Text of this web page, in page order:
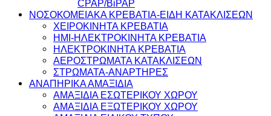
CPAP/BiPAP
ΝΟΣΟΚΟΜΕΙΑΚΑ ΚΡΕΒΑΤΙΑ-ΕΙΔΗ ΚΑΤΑΚΛΙΣΕΩΝ
ΧΕΙΡΟΚΙΝΗΤΑ ΚΡΕΒΑΤΙΑ
ΗΜΙ-ΗΛΕΚΤΡΟΚΙΝΗΤΑ ΚΡΕΒΑΤΙΑ
ΗΛΕΚΤΡΟΚΙΝΗΤΑ ΚΡΕΒΑΤΙΑ
ΑΕΡΟΣΤΡΩΜΑΤΑ ΚΑΤΑΚΛΙΣΕΩΝ
ΣΤΡΩΜΑΤΑ-ΑΝΑΡΤΗΡΕΣ
ΑΝΑΠΗΡΙΚΑ ΑΜΑΞΙΔΙΑ
ΑΜΑΞΙΔΙΑ ΕΣΩΤΕΡΙΚΟΥ ΧΩΡΟΥ
ΑΜΑΞΙΔΙΑ ΕΞΩΤΕΡΙΚΟΥ ΧΩΡΟΥ